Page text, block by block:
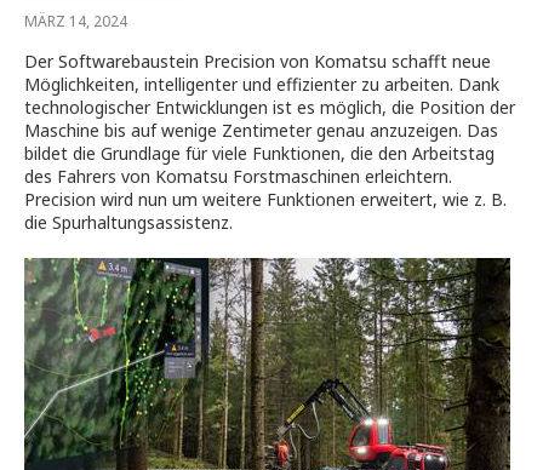
MÄRZ 14, 2024
Der Softwarebaustein Precision von Komatsu schafft neue
Möglichkeiten, intelligenter und effizienter zu arbeiten. Dank
technologischer Entwicklungen ist es möglich, die Position der
Maschine bis auf wenige Zentimeter genau anzuzeigen. Das
bildet die Grundlage für viele Funktionen, die den Arbeitstag
des Fahrers von Komatsu Forstmaschinen erleichtern.
Precision wird nun um weitere Funktionen erweitert, wie z. B.
die Spurhaltungsassistenz.